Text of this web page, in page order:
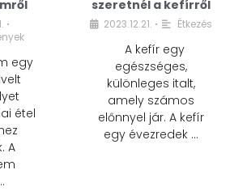
•
egy
étel
A
szeretnél a kefírről
2023.12.21. • Étkezés
A kefír egy
egészséges,
különleges italt,
amely számos
előnnyel jár. A kefír
egy évezredek …